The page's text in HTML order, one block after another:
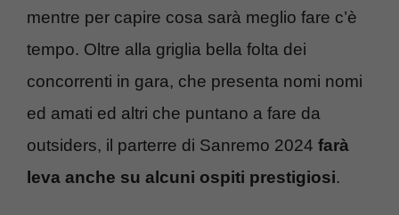
mentre per capire cosa sarà meglio fare c’è
tempo. Oltre alla griglia bella folta dei
concorrenti in gara, che presenta nomi nomi
ed amati ed altri che puntano a fare da
outsiders, il parterre di Sanremo 2024 farà
leva anche su alcuni ospiti prestigiosi.